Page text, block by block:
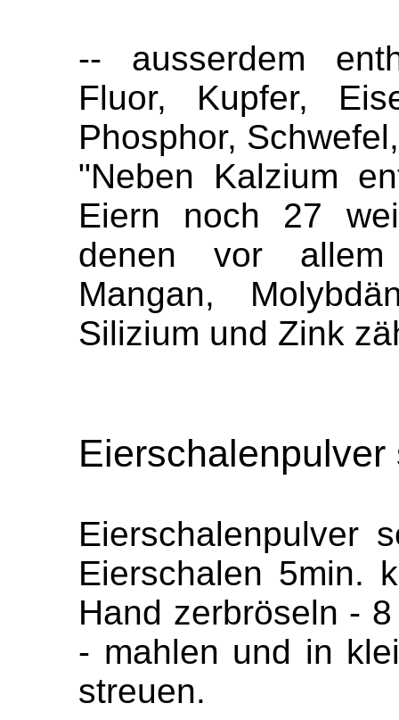
-- ausserdem
Fluor, Kupfer,
Phosphor,
"Neben Kalzium
Eiern noch 27
denen vor
Mangan,
Silizium und Zink
Eierschalenpulver
Eierschalen 5min.
Hand zerbröseln -
- mahlen und in
streuen.